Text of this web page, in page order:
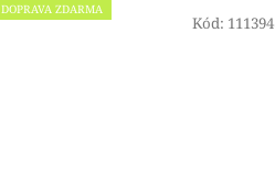
DOPRAVA ZDARMA
Kód: 111394